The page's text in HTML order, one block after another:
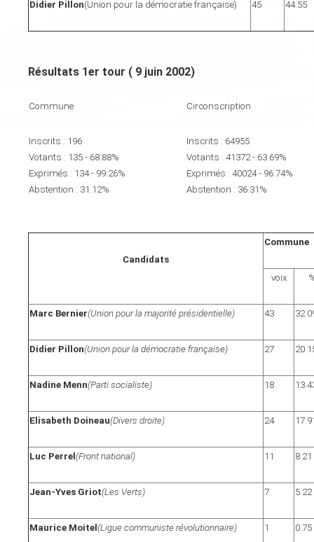
Didier Pillon(Union pour la démocratie française) 45 44.55
Résultats 1er tour ( 9 juin 2002)
Commune Circonscription
Inscrits : 196
Votants : 135 - 68.88%
Exprimés : 134 - 99.26%
Abstention : 31.12%
Inscrits : 64955
Votants : 41372 - 63.69%
Exprimés : 40024 - 96.74%
Abstention : 36.31%
Candidats
Commune
voix
Marc Bernier(Union pour la majorité présidentielle) 43
Didier Pillon(Union pour la démocratie française) 27
Nadine Menn(Parti socialiste) 18
Elisabeth Doineau(Divers droite) 24
Luc Perrel(Front national) 11 8.21
Jean-Yves Griot(Les Verts) 7 5.22
Maurice Moitel(Ligue communiste révolutionnaire) 1 0.75